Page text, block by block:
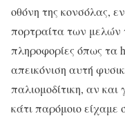
οθόνη της κονσόλας,
πορτραίτα των μελών
πληροφορίες όπως τα
απεικόνιση αυτή
παλιομοδίτικη, αν και
κάτι παρόμοιο είχαμε